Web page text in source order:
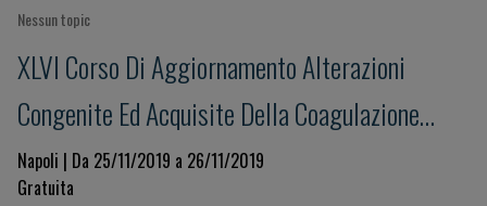
Nessun topic
XLVI Corso Di Aggiornamento Alterazioni
Congenite Ed Acquisite Della Coagulazione
Focus Su: Sindrome Da Anticorpi Antifosfolipidi
Napoli | Da 25/11/2019 a 26/11/2019
Gratuita